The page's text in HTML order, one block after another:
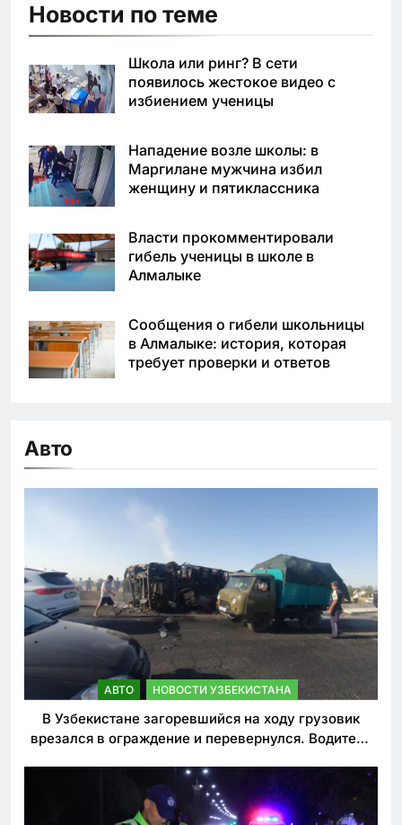
Новости по теме
Школа или ринг? В сети
появилось жестокое видео с
избиением ученицы
Нападение возле школы: в
Маргилане мужчина избил
женщину и пятиклассника
Власти прокомментировали
гибель ученицы в школе в
Алмалыке
Сообщения о гибели школьницы
в Алмалыке: история, которая
требует проверки и ответов
Авто
АВТО НОВОСТИ УЗБЕКИСТАНА
В Узбекистане загоревшийся на ходу грузовик
врезался в ограждение и перевернулся. Водитель